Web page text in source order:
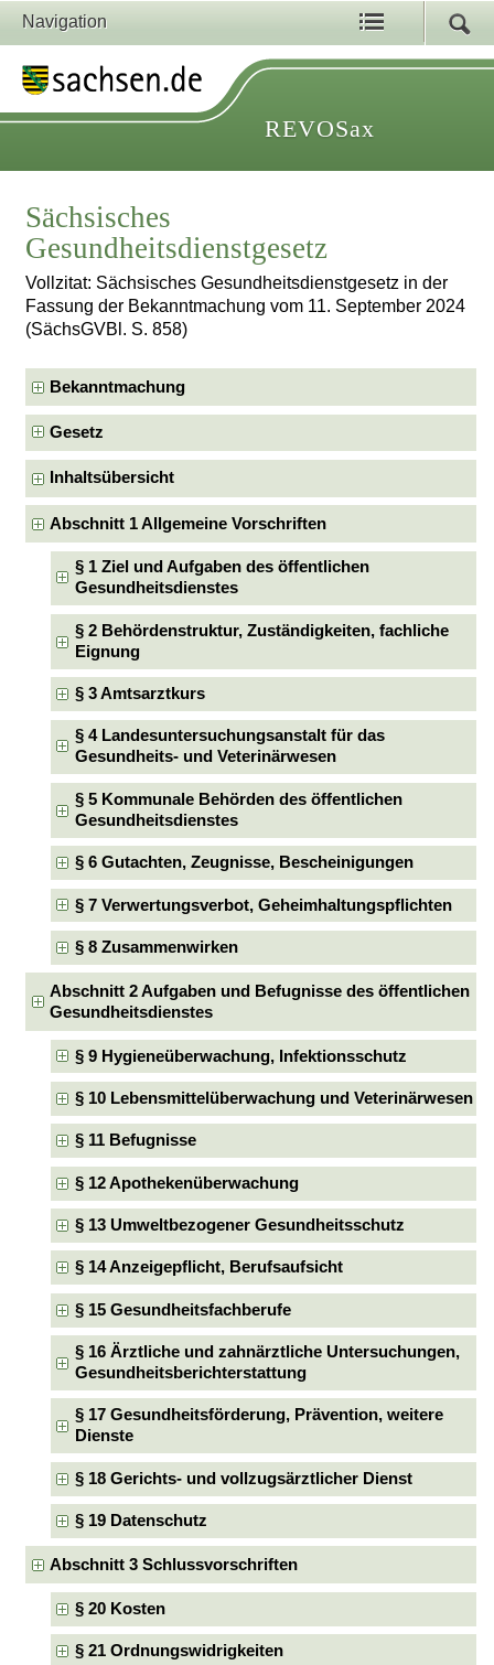
Navigation
REVOSax
Sächsisches
Gesundheitsdienstgesetz
Vollzitat: Sächsisches Gesundheitsdienstgesetz in der
Fassung der Bekanntmachung vom 11. September 2024
(SächsGVBl. S. 858)
Bekanntmachung
Gesetz
Inhaltsübersicht
Abschnitt 1 Allgemeine Vorschriften
§ 1 Ziel und Aufgaben des öffentlichen
Gesundheitsdienstes
§ 2 Behördenstruktur, Zuständigkeiten, fachliche
Eignung
§ 3 Amtsarztkurs
§ 4 Landesuntersuchungsanstalt für das
Gesundheits- und Veterinärwesen
§ 5 Kommunale Behörden des öffentlichen
Gesundheitsdienstes
§ 6 Gutachten, Zeugnisse, Bescheinigungen
§ 7 Verwertungsverbot, Geheimhaltungspflichten
§ 8 Zusammenwirken
Abschnitt 2 Aufgaben und Befugnisse des öffentlichen
Gesundheitsdienstes
§ 9 Hygieneüberwachung, Infektionsschutz
§ 10 Lebensmittelüberwachung und Veterinärwesen
§ 11 Befugnisse
§ 12 Apothekenüberwachung
§ 13 Umweltbezogener Gesundheitsschutz
§ 14 Anzeigepflicht, Berufsaufsicht
§ 15 Gesundheitsfachberufe
§ 16 Ärztliche und zahnärztliche Untersuchungen,
Gesundheitsberichterstattung
§ 17 Gesundheitsförderung, Prävention, weitere
Dienste
§ 18 Gerichts- und vollzugsärztlicher Dienst
§ 19 Datenschutz
Abschnitt 3 Schlussvorschriften
§ 20 Kosten
§ 21 Ordnungswidrigkeiten